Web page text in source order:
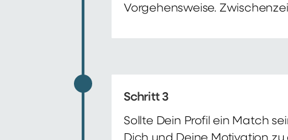
Vorgehensweise.
Schritt 3
Sollte Dein Profil ein Match